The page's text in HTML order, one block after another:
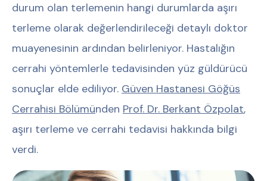
durum olan terlemenin hangi durumlarda aşırı
terleme olarak değerlendirileceği detaylı doktor
muayenesinin ardından belirleniyor. Hastalığın
cerrahi yöntemlerle tedavisinden yüz güldürücü
sonuçlar elde ediliyor. Güven Hastanesi Göğüs
Cerrahisi Bölümünden Prof. Dr. Berkant Özpolat,
aşırı terleme ve cerrahi tedavisi hakkında bilgi
verdi.